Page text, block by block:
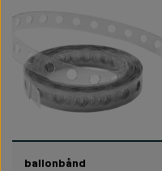
ballonbånd